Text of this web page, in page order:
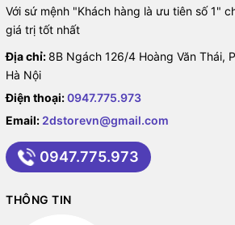
Với sứ mệnh "Khách hàng là ưu tiên số 1"
giá trị tốt nhất
Địa chỉ: 8B Ngách 126/4 Hoàng Văn Thái,
Hà Nội
Điện thoại:0947.775.973
Email: 2dstorevn@gmail.com
0947.775.973
THÔNG TIN